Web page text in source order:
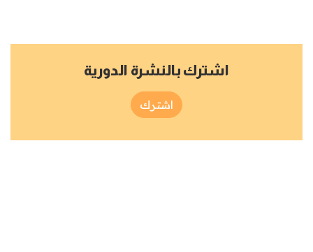
اشترك بالنشرة الدورية
اشترك